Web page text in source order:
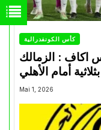
كأس الكونفدرالية
اكاف : الزمالك
Mai 1, 2026